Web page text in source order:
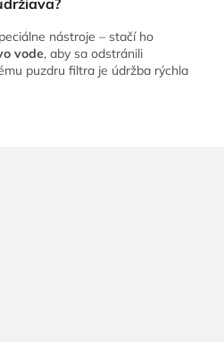
nástroje – stačí ho
vode, aby sa odstránili
puzdru filtra je údržba rýchla